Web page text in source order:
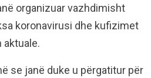
organizuar vazhdimisht
koronavirusi dhe kufizimet
aktuale.
se janë duke u përgatitur për